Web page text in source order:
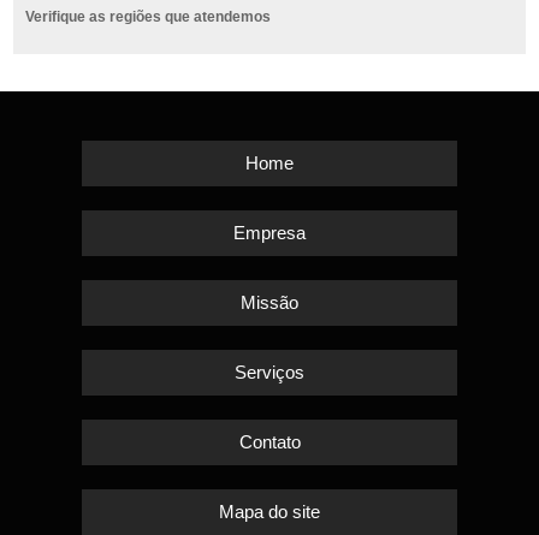
Verifique as regiões que atendemos
Home
Empresa
Missão
Serviços
Contato
Mapa do site